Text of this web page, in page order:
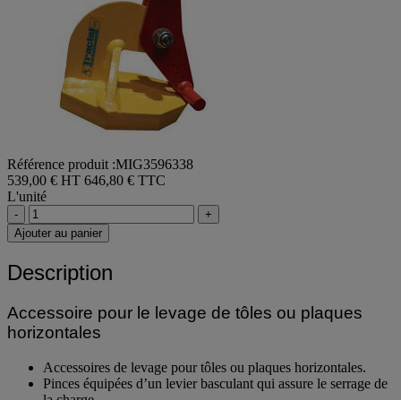
Référence produit :MIG3596338
539,00 € HT 646,80 € TTC
L'unité
-
+
Ajouter au panier
Description
Accessoire pour le levage de tôles ou plaques
horizontales
Accessoires de levage pour tôles ou plaques horizontales.
Pinces équipées d’un levier basculant qui assure le serrage de